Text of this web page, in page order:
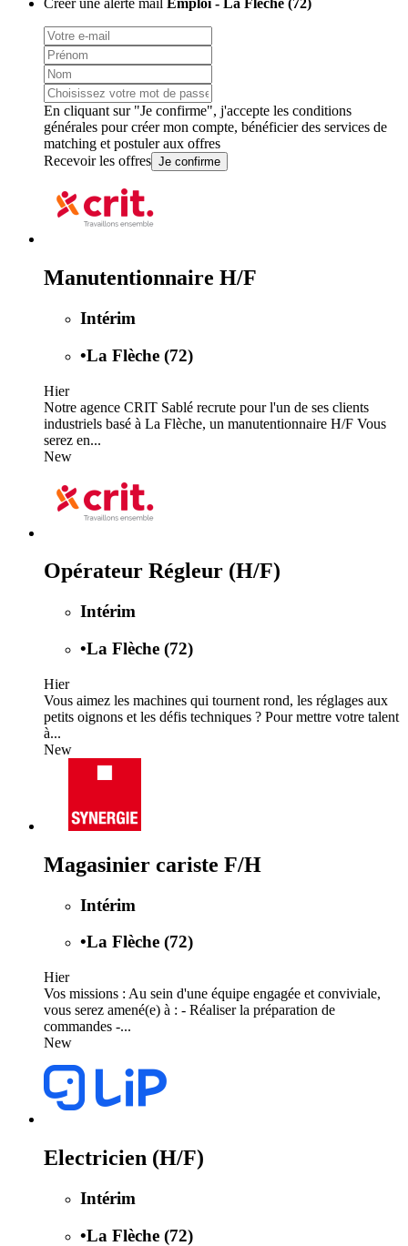
Créer une alerte mail Emploi - La Flèche (72)
En cliquant sur "Je confirme", j'accepte les conditions
générales pour créer mon compte, bénéficier des services de
matching et postuler aux offres
Recevoir les offres Je confirme
Manutentionnaire H/F
Intérim
•La Flèche (72)
Hier
Notre agence CRIT Sablé recrute pour l'un de ses clients
industriels basé à La Flèche, un manutentionnaire H/F Vous
serez en...
New
Opérateur Régleur (H/F)
Intérim
•La Flèche (72)
Hier
Vous aimez les machines qui tournent rond, les réglages aux
petits oignons et les défis techniques ? Pour mettre votre talent
à...
New
Magasinier cariste F/H
Intérim
•La Flèche (72)
Hier
Vos missions : Au sein d'une équipe engagée et conviviale,
vous serez amené(e) à : - Réaliser la préparation de
commandes -...
New
Electricien (H/F)
Intérim
•La Flèche (72)